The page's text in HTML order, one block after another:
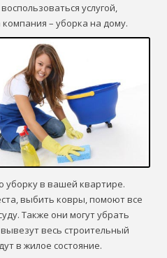
услугой,
– уборка на дому.
уборку в вашей квартире.
выбить ковры, помоют все
Также они могут убрать
весь строительный
в жилое состояние.